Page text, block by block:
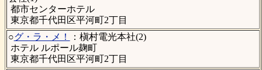
都市センターホテル
東京都千代田区平河町2丁目
○グ・ラ・メ！
：槇村電光本社(2)
ホテル ルポール麹町
東京都千代田区平河町2丁目